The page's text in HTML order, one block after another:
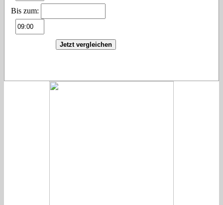
Bis zum:
Jetzt vergleichen